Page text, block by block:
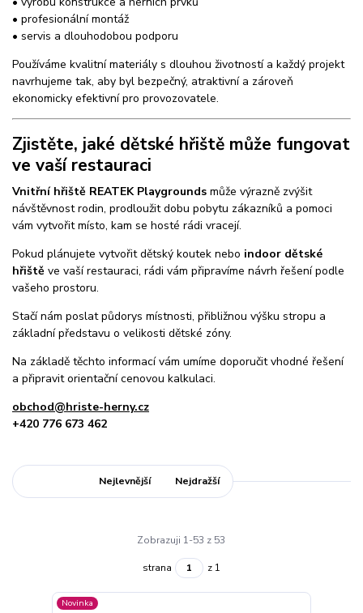
• profesionální montáž
• servis a dlouhodobou podporu
Používáme kvalitní materiály s dlouhou životností a každý projekt
navrhujeme tak, aby byl bezpečný, atraktivní a zároveň
ekonomicky efektivní pro provozovatele.
Zjistěte, jaké dětské hřiště může fungovat
ve vaší restauraci
Vnitřní hřiště REATEK Playgrounds může výrazně zvýšit
návštěvnost rodin, prodloužit dobu pobytu zákazníků a pomoci
vám vytvořit místo, kam se hosté rádi vracejí.
Pokud plánujete vytvořit dětský koutek nebo indoor dětské
hřiště ve vaší restauraci, rádi vám připravíme návrh řešení podle
vašeho prostoru.
Stačí nám poslat půdorys místnosti, přibližnou výšku stropu a
základní představu o velikosti dětské zóny.
Na základě těchto informací vám umíme doporučit vhodné řešení
a připravit orientační cenovou kalkulaci.
obchod@hriste-herny.cz
+420 776 673 462
Nejlevnější Nejdražší
Zobrazuji 1-53 z 53
strana z 1
Novinka